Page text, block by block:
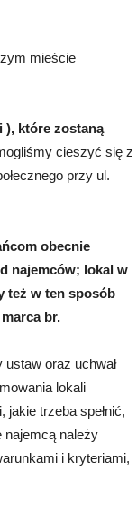
mieście
), które zostaną
cieszyć się z
przy ul.
obecnie
najemców; lokal w
też w ten sposób
br.
oraz uchwał
lokali
trzeba spełnić,
najemcą należy
i kryteriami,